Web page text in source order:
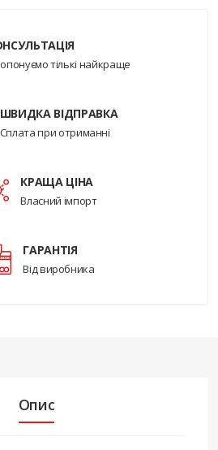
тількі найкраще
ШВИДКА ВІДПРАВКА
Сплата при отриманні
КРАЩА ЦІНА
Власний імпорт
ГАРАНТІЯ
Від виробника
Опис